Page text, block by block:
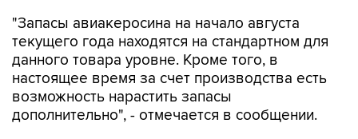
"Запасы авиакеросина на начало августа
текущего года находятся на стандартном для
данного товара уровне. Кроме того, в
настоящее время за счет производства есть
возможность нарастить запасы
дополнительно", - отмечается в сообщении.